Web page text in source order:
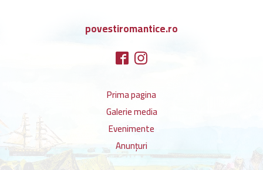
povestiromantice.ro
Prima pagina
Galerie media
Evenimente
Anunțuri